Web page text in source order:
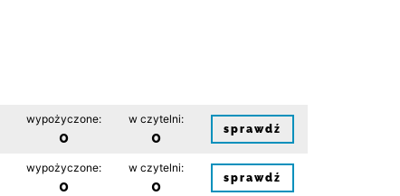
wypożyczone:
0
w czytelni:
0 sprawdź
wypożyczone:
0
w czytelni:
0 sprawdź